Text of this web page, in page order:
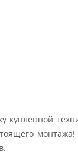
купленной
монтажа!